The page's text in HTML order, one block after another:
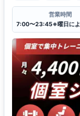
営業時間